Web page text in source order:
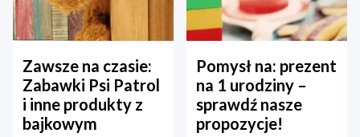
Zawsze na czasie:
Zabawki Psi Patrol
i inne produkty z
bajkowym
Pomysł na: prezent
na 1 urodziny –
sprawdź nasze
propozycje!